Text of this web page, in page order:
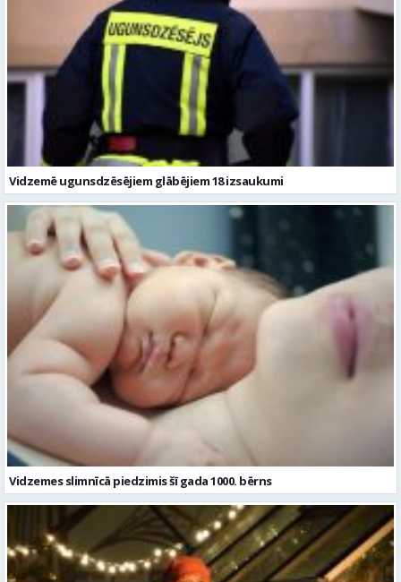
Vidzemē ugunsdzēsējiem glābējiem 18 izsaukumi
Vidzemes slimnīcā piedzimis šī gada 1000. bērns